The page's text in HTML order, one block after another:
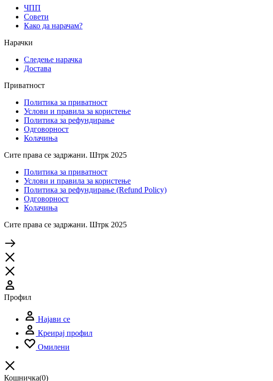
ЧПП
Совети
Како да нарачам?
Нарачки
Следење нарачка
Достава
Приватност
Политика за приватност
Услови и правила за користење
Политика за рефундирање
Одговорност
Колачиња
Сите права се задржани. Штрк 2025
Политика за приватност
Услови и правила за користење
Политика за рефундирање (Refund Policy)
Одговорност
Колачиња
Сите права се задржани. Штрк 2025
Профил
Најави се
Креирај профил
Омилени
Кошничка(0)